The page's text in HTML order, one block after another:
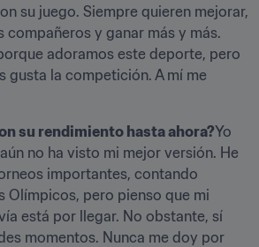
su juego. Siempre quieren mejorar,
compañeros y ganar más y más.
adoramos este deporte, pero
gusta la competición. A mí me
su rendimiento hasta ahora?Yo
no ha visto mi mejor versión. He
importantes, contando
Olímpicos, pero pienso que mi
está por llegar. No obstante, sí
momentos. Nunca me doy por